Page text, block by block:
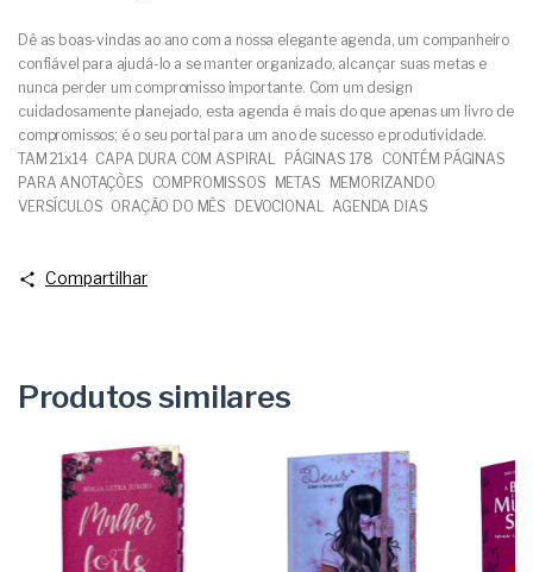
Dê as boas-vindas ao ano com a nossa elegante agenda, um companheiro
confiável para ajudá-lo a se manter organizado, alcançar suas metas e
nunca perder um compromisso importante. Com um design
cuidadosamente planejado, esta agenda é mais do que apenas um livro de
compromissos; é o seu portal para um ano de sucesso e produtividade.
TAM 21x14 CAPA DURA COM ASPIRAL PÁGINAS 178 CONTÉM PÁGINAS
PARA ANOTAÇÕES COMPROMISSOS METAS MEMORIZANDO
VERSÍCULOS ORAÇÃO DO MÊS DEVOCIONAL AGENDA DIAS
Compartilhar
Produtos similares